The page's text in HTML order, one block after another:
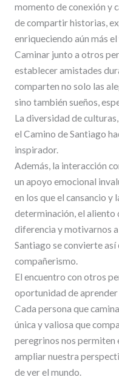
momento de conexión y
de compartir historias,
enriqueciendo aún más el
Caminar junto a otros
establecer amistades
comparten no solo las
sino también sueños,
La diversidad de
el Camino de Santiago
inspirador.
Además, la interacción
un apoyo emocional
en los que el cansancio y
determinación, el aliento
diferencia y motivarnos
Santiago se convierte
compañerismo.
El encuentro con otros
oportunidad de
Cada persona que
única y valiosa que
peregrinos nos permiten
ampliar nuestra
de ver el mundo.